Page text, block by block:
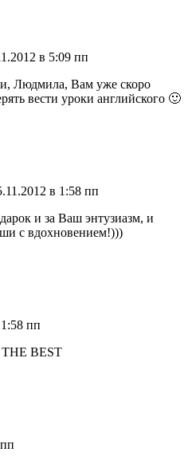
в 5:09 пп
Людмила, Вам уже скоро
вести уроки английского 🙂
в 1:58 пп
и за Ваш энтузиазм, и
с вдохновением!)))
пп
BEST